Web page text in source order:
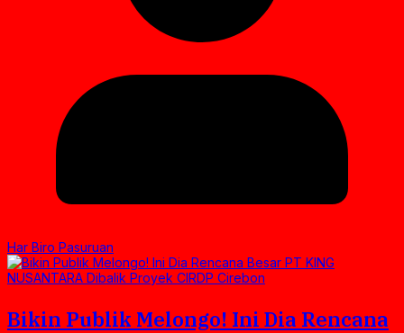
Har Biro Pasuruan
Bikin Publik Melongo! Ini Dia Rencana